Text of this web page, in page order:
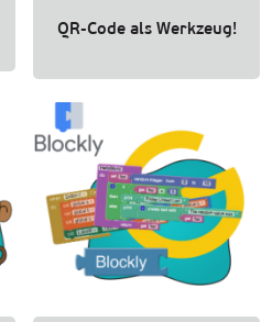
QR-Code als Werkzeug!